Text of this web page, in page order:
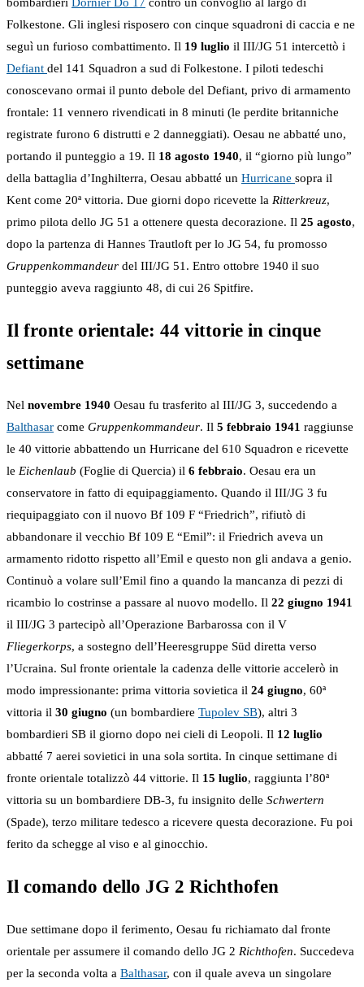
Folkestone. Gli inglesi risposero con cinque squadroni di caccia e ne
seguì un furioso combattimento. Il 19 luglio il III/JG 51 intercettò i
Defiant del 141 Squadron a sud di Folkestone. I piloti tedeschi
conoscevano ormai il punto debole del Defiant, privo di armamento
frontale: 11 vennero rivendicati in 8 minuti (le perdite britanniche
registrate furono 6 distrutti e 2 danneggiati). Oesau ne abbatté uno,
portando il punteggio a 19. Il 18 agosto 1940, il “giorno più lungo”
della battaglia d’Inghilterra, Oesau abbatté un Hurricane sopra il
Kent come 20ª vittoria. Due giorni dopo ricevette la Ritterkreuz,
primo pilota dello JG 51 a ottenere questa decorazione. Il 25 agosto,
dopo la partenza di Hannes Trautloft per lo JG 54, fu promosso
Gruppenkommandeur del III/JG 51. Entro ottobre 1940 il suo
punteggio aveva raggiunto 48, di cui 26 Spitfire.
Il fronte orientale: 44 vittorie in cinque
settimane
Nel novembre 1940 Oesau fu trasferito al III/JG 3, succedendo a
Balthasar come Gruppenkommandeur. Il 5 febbraio 1941 raggiunse
le 40 vittorie abbattendo un Hurricane del 610 Squadron e ricevette
le Eichenlaub (Foglie di Quercia) il 6 febbraio. Oesau era un
conservatore in fatto di equipaggiamento. Quando il III/JG 3 fu
riequipaggiato con il nuovo Bf 109 F “Friedrich”, rifiutò di
abbandonare il vecchio Bf 109 E “Emil”: il Friedrich aveva un
armamento ridotto rispetto all’Emil e questo non gli andava a genio.
Continuò a volare sull’Emil fino a quando la mancanza di pezzi di
ricambio lo costrinse a passare al nuovo modello. Il 22 giugno 1941
il III/JG 3 partecipò all’Operazione Barbarossa con il V
Fliegerkorps, a sostegno dell’Heeresgruppe Süd diretta verso
l’Ucraina. Sul fronte orientale la cadenza delle vittorie accelerò in
modo impressionante: prima vittoria sovietica il 24 giugno, 60ª
vittoria il 30 giugno (un bombardiere Tupolev SB), altri 3
bombardieri SB il giorno dopo nei cieli di Leopoli. Il 12 luglio
abbatté 7 aerei sovietici in una sola sortita. In cinque settimane di
fronte orientale totalizzò 44 vittorie. Il 15 luglio, raggiunta l’80ª
vittoria su un bombardiere DB-3, fu insignito delle Schwertern
(Spade), terzo militare tedesco a ricevere questa decorazione. Fu poi
ferito da schegge al viso e al ginocchio.
Il comando dello JG 2 Richthofen
Due settimane dopo il ferimento, Oesau fu richiamato dal fronte
orientale per assumere il comando dello JG 2 Richthofen. Succedeva
per la seconda volta a Balthasar, con il quale aveva un singolare